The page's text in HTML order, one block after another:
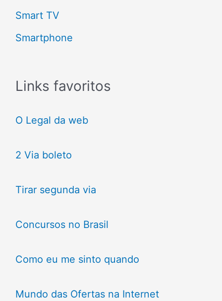
Smart TV
Smartphone
Links favoritos
O Legal da web
2 Via boleto
Tirar segunda via
Concursos no Brasil
Como eu me sinto quando
Mundo das Ofertas na Internet